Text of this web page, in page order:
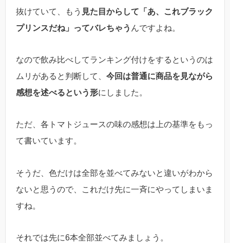
抜けていて、もう 見た目からして「あ、これブラック
プリンスだね」ってバレちゃう んですよね。
なので飲み比べしてランキング付けをするというのは
ムリがあると判断して、 今回は普通に商品を見ながら
感想を述べるという形にしました。
ただ、各トマトジュースの味の感想は上の基準をもっ
て書いています。
そうだ、色だけは全部を並べてみないと違いがわから
ないと思うので、これだけ先に一斉にやってしまいま
すね。
それでは先に6本全部並べてみましょう。